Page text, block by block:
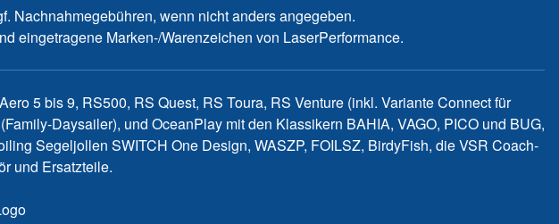
Nachnahmegebühren, wenn nicht anders angegeben.
eingetragene Marken-/Warenzeichen von LaserPerformance.
5 bis 9, RS500, RS Quest, RS Toura, RS Venture (inkl. Variante Connect für
Daysailer), und OceanPlay mit den Klassikern BAHIA, VAGO, PICO und BUG,
Segeljollen SWITCH One Design, WASZP, FOILSZ, BirdyFish, die VSR Coach-
und Ersatzteile.